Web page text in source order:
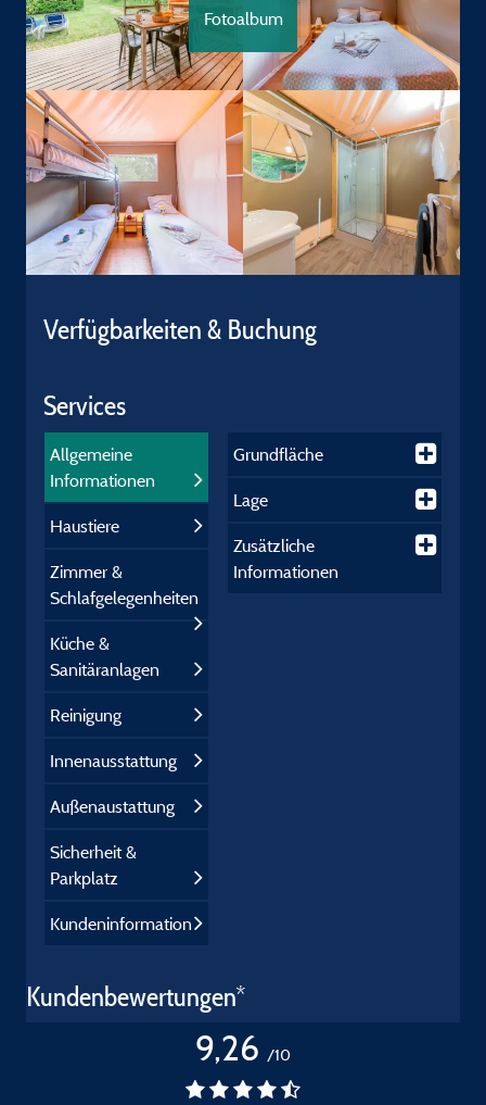
Fotoalbum
Verfügbarkeiten & Buchung
Services
Allgemeine
Informationen
Haustiere
Zimmer &
Schlafgelegenheiten
Küche &
Sanitäranlagen
Reinigung
Innenausstattung
Außenaustattung
Sicherheit &
Parkplatz
Kundeninformation
Grundfläche
Lage
Zusätzliche
Informationen
Kundenbewertungen*
9,26 /10